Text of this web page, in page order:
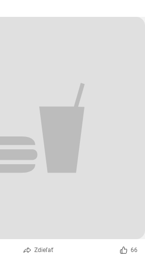
Zdieľať 66